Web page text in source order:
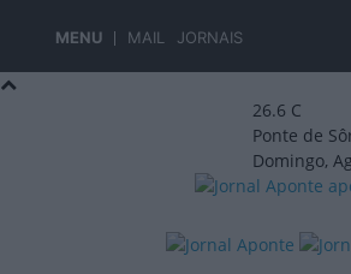
MENU MAIL JORNAIS
26.6 C
Ponte de
Domingo,